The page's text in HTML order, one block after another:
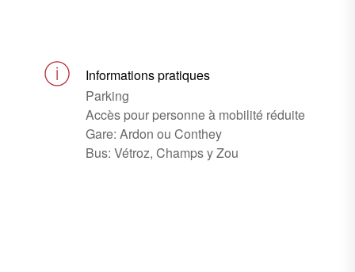
Informations pratiques
Parking
Accès pour personne à mobilité réduite
Gare: Ardon ou Conthey
Bus: Vétroz, Champs y Zou